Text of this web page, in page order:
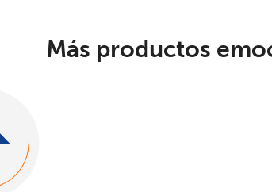
Más productos